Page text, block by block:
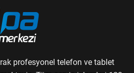
profesyonel telefon ve tablet